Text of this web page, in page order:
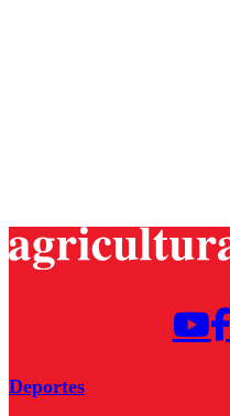
Deportes